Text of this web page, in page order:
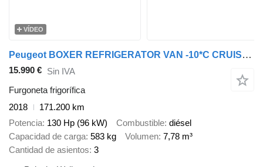
VÍDEO
Peugeot BOXER REFRIGERATOR VAN -10*C CRUISE CONTROL AIR CONDITIONING 130
15.990 € Sin IVA
Furgoneta frigorífica
2018
171.200 km
Potencia 130 Hp (96 kW) Combustible diésel
Capacidad de carga 583 kg Volumen 7,78 m³
Cantidad de asientos 3